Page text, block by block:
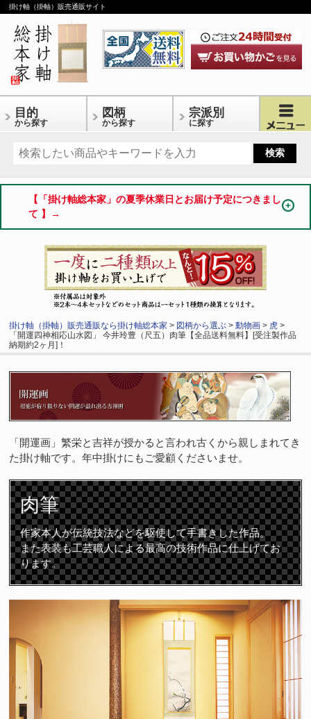
掛け軸（掛軸）販売通販サイト
目的
から探す
図柄
から探す
宗派別
に探す
【「掛け軸総本家」の夏季休業日とお届け予定につきまし
て 】→
掛け軸（掛軸）販売通販なら掛け軸総本家 > 図柄から選ぶ >動物画 > 虎 >
「開運四神相応山水図」 今井玲豊（尺五）肉筆【全品送料無料】[受注製作品
納期約2ヶ月]！
「開運画」繁栄と吉祥が授かると言われ古くから親しまれてき
た掛け軸です。年中掛けにもご愛顧くださいませ。
肉筆
作家本人が伝統技法などを駆使して手書きした作品。
また表装も工芸職人による最高の技術作品に仕上げてお
ります。